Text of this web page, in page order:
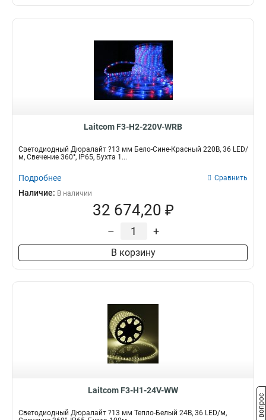
Laitcom F3-H2-220V-WRB
Светодиодный Дюралайт ?13 мм Бело-Сине-Красный 220В, 36 LED/
м, Свечение 360°, IP65, Бухта 1...
Подробнее Сравнить
Наличие: В наличии
32 674,20 ₽
– +
В корзину
Laitcom F3-H1-24V-WW
Светодиодный Дюралайт ?13 мм Тепло-Белый 24В, 36 LED/м,